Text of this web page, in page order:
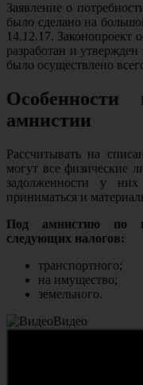
Заявление о
было сделано на
14.12.17.
разработан и
было осуществлено
Особенности
амнистии
Рассчитывать на
могут все физические
задолженности у
приниматься и
Под амнистию по
следующих налогов:
транспортного;
на имущество;
земельного.
Видео